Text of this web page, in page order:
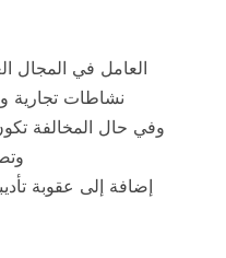
العامل في المجال
نشاطات
وفي حال المخالفة
وتصل إلى
إضافة إلى عقوبة